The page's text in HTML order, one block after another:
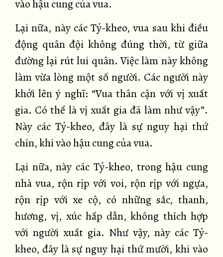
vào hậu cung của vua.
Lại nữa, này các Tỷ-kheo, vua sau khi điều
động quân đội không đúng thời, từ giữa
đường lại rút lui quân. Việc làm này không
làm vừa lòng một số người. Các người này
khởi lên ý nghĩ: “Vua thân cận với vị xuất
gia. Có thể là vị xuất gia đã làm như vậy”.
Này các Tỷ-kheo, đây là sự nguy hại thứ
chín, khi vào hậu cung của vua.
Lại nữa, này các Tỷ-kheo, trong hậu cung
nhà vua, rộn rịp với voi, rộn rịp với ngựa,
rộn rịp với xe cộ, có những sắc, thanh,
hương, vị, xúc hấp dẫn, không thích hợp
với người xuất gia. Như vậy, này các Tỷ-
kheo, đây là sự nguy hại thứ mười, khi vào